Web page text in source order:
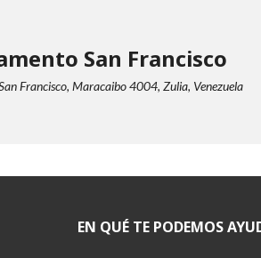
San Francisco
Francisco, Maracaibo 4004, Zulia, Venezuela
EN QUÉ TE PODEMOS